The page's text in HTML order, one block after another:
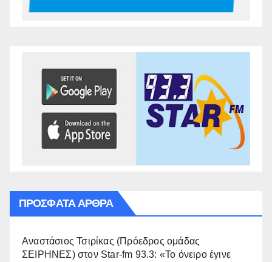
ΠΡΌΣΦΑΤΑ ΆΡΘΡΑ
Αναστάσιος Τσιρίκας (Πρόεδρος ομάδας
ΣΕΙΡΗΝΕΣ) στον Star-fm 93.3: «Το όνειρο έγινε